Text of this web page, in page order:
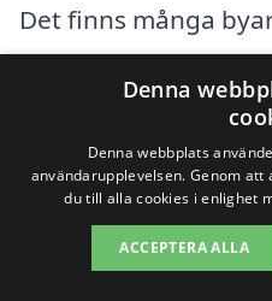
Det finns många
Vickleby där du kan
som specialiserar
inklusive:
Mörbylånga
Denna
Denna webbplats
användarupplevelsen. Genom
du till alla cookies i enlighet
ACCEPTERA ALLA